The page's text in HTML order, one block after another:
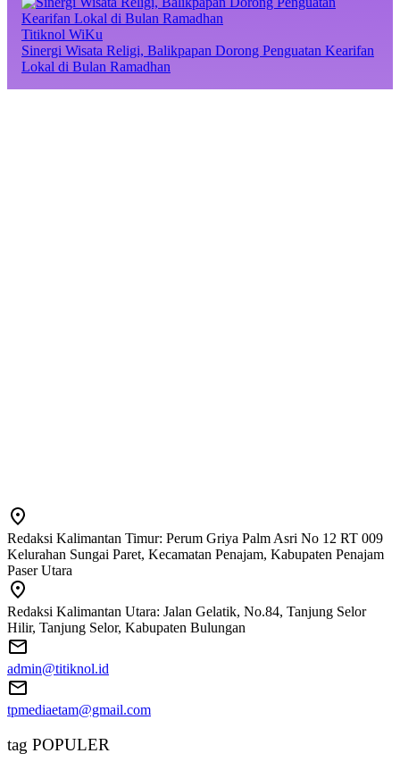
Titiknol WiKu
Sinergi Wisata Religi, Balikpapan Dorong Penguatan Kearifan
Lokal di Bulan Ramadhan
Redaksi Kalimantan Timur: Perum Griya Palm Asri No 12 RT 009
Kelurahan Sungai Paret, Kecamatan Penajam, Kabupaten Penajam
Paser Utara
Redaksi Kalimantan Utara: Jalan Gelatik, No.84, Tanjung Selor
Hilir, Tanjung Selor, Kabupaten Bulungan
admin@titiknol.id
tpmediaetam@gmail.com
tag POPULER